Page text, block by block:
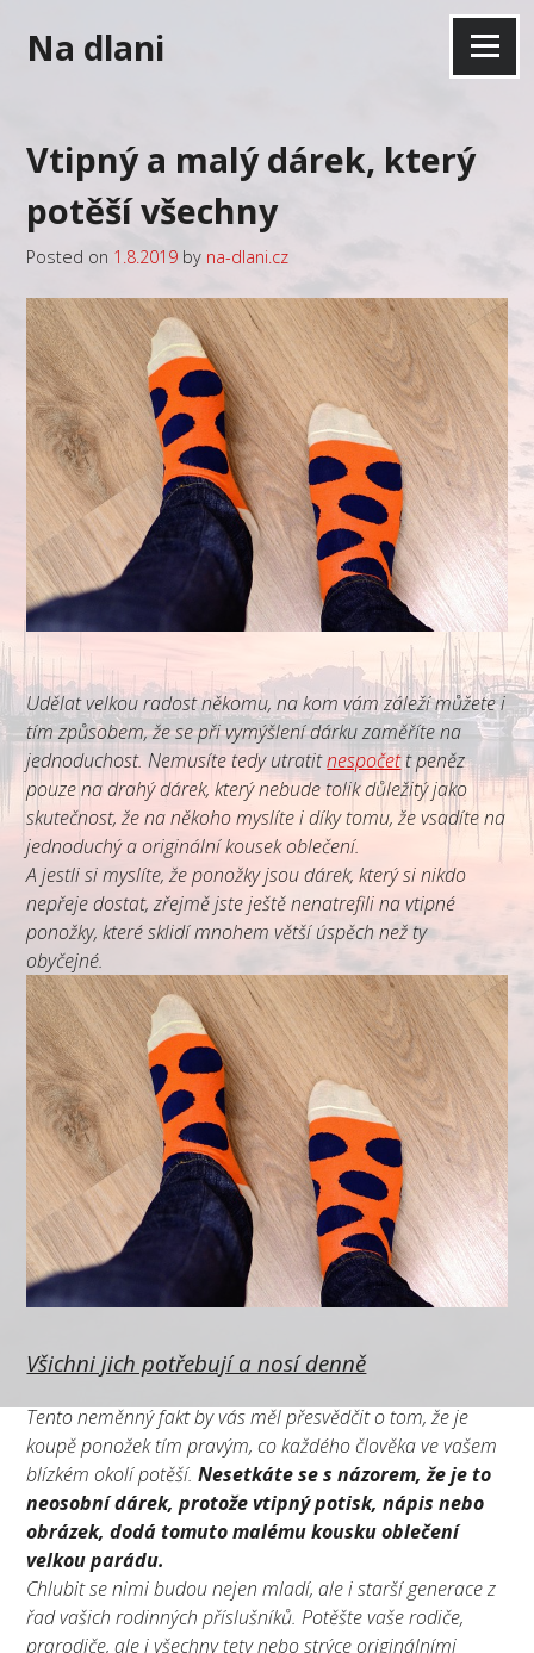
Na dlani Menu
Vtipný a malý dárek, který
potěší všechny
Posted on 1.8.2019 by na-dlani.cz
Udělat velkou radost někomu, na kom vám záleží můžete i
tím způsobem, že se při vymýšlení dárku zaměříte na
jednoduchost. Nemusíte tedy utratitnespočett peněz
pouze na drahý dárek, který nebude tolik důležitý jako
skutečnost, že na někoho myslíte i díky tomu, že vsadíte na
jednoduchý a originální kousek oblečení.
A jestli si myslíte, že ponožky jsou dárek, který si nikdo
nepřeje dostat, zřejmě jste ještě nenatrefili navtipné
ponožky, které sklidí mnohem větší úspěch než ty
obyčejné.
Všichni jich potřebují a nosí denně
Tento neměnný fakt by vás měl přesvědčit o tom, že je
koupě ponožek tím pravým, co každého člověka ve vašem
blízkém okolí potěší.Nesetkáte se s názorem, že je to
neosobní dárek, protože vtipný potisk, nápis nebo
obrázek, dodá tomuto malému kousku oblečení
velkou parádu.
Chlubit se nimi budou nejen mladí, ale i starší generace z
řad vašich rodinných příslušníků. Potěšte vaše rodiče,
prarodiče, ale i všechny tety nebo strýce originálními